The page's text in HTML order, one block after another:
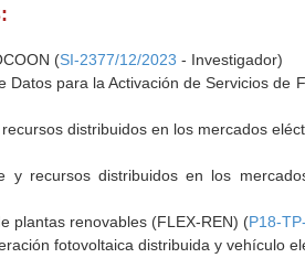
(SI-2377/12/2023 - Investigador)
para la Activación de Servicios de
distribuidos en los mercados
y recursos distribuidos en los
plantas renovables (FLEX-REN) (P18-
fotovoltaica distribuida y vehículo